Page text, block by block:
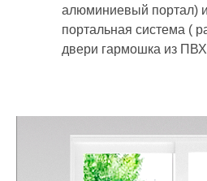
алюминиевый портал)
портальная система (
двери гармошка из